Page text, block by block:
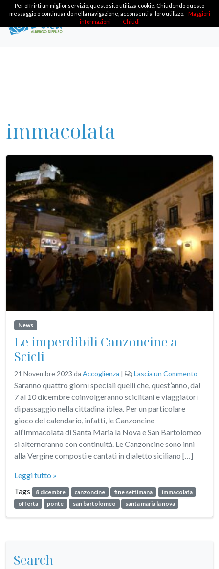
immacolata
News
Le imperdibili Canzoncine a
Scicli
21 Novembre 2023 da Accoglienza | Lascia un Commento
Saranno quattro giorni speciali quelli che, quest’anno, dal
7 al 10 dicembre coinvolgeranno sciclitani e viaggiatori
di passaggio nella cittadina iblea. Per un particolare
gioco del calendario, infatti, le Canzoncine
all’Immacolata di Santa Maria la Nova e San Bartolomeo
si alterneranno con continuità. Le Canzoncine sono inni
alla Vergine composti e cantati in dialetto siciliano […]
Leggi tutto »
Tags
8 dicembre canzoncine fine settimana
immacolata
offerta
ponte san bartolomeo santa maria la nova
Search
Per offrirti un miglior servizio, questo sito utilizza cookie. Chiudendo questo
messaggio o continuando nella navigazione, acconsenti al loro utilizzo.
Maggiori
informazioni
Chiudi